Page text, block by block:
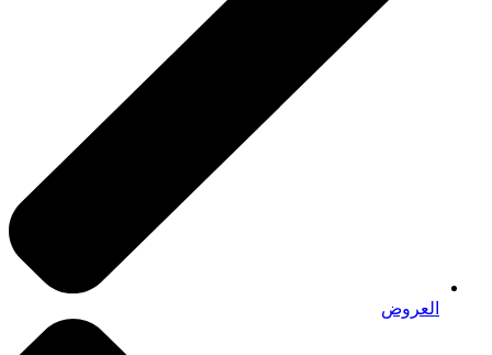
العروض